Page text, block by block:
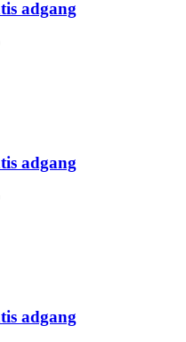
adgang
adgang
adgang